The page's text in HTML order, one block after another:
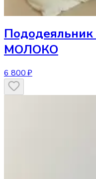
Пододеяльник
МОЛОКО
6 800 ₽